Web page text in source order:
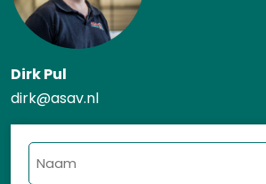
Dirk Pul
dirk@asav.nl
Naam